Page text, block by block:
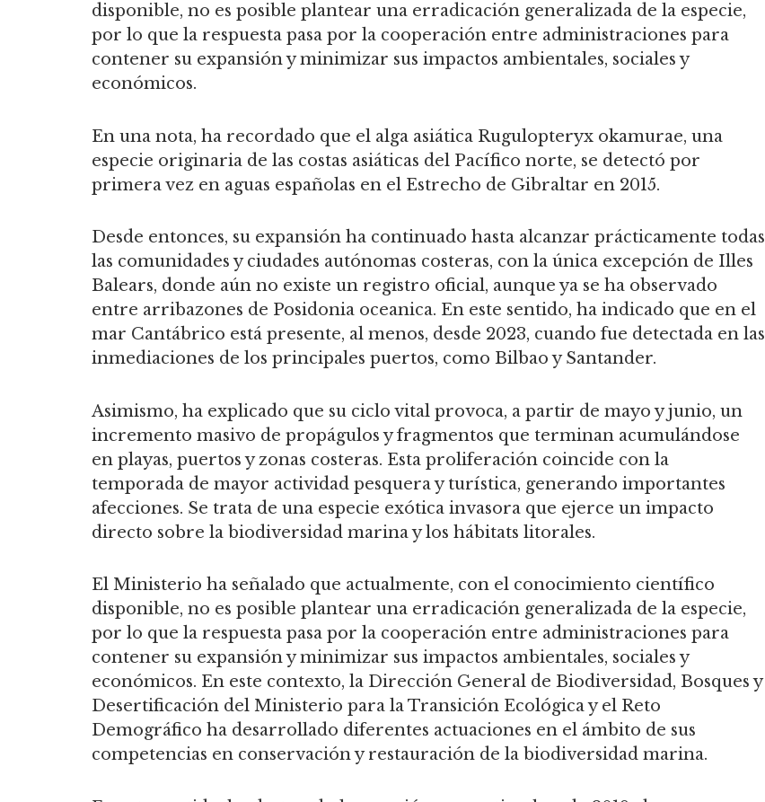
disponible, no es posible plantear una erradicación generalizada de la especie,
por lo que la respuesta pasa por la cooperación entre administraciones para
contener su expansión y minimizar sus impactos ambientales, sociales y
económicos.
En una nota, ha recordado que el alga asiática Rugulopteryx okamurae, una
especie originaria de las costas asiáticas del Pacífico norte, se detectó por
primera vez en aguas españolas en el Estrecho de Gibraltar en 2015.
Desde entonces, su expansión ha continuado hasta alcanzar prácticamente todas
las comunidades y ciudades autónomas costeras, con la única excepción de Illes
Balears, donde aún no existe un registro oficial, aunque ya se ha observado
entre arribazones de Posidonia oceanica. En este sentido, ha indicado que en el
mar Cantábrico está presente, al menos, desde 2023, cuando fue detectada en las
inmediaciones de los principales puertos, como Bilbao y Santander.
Asimismo, ha explicado que su ciclo vital provoca, a partir de mayo y junio, un
incremento masivo de propágulos y fragmentos que terminan acumulándose
en playas, puertos y zonas costeras. Esta proliferación coincide con la
temporada de mayor actividad pesquera y turística, generando importantes
afecciones. Se trata de una especie exótica invasora que ejerce un impacto
directo sobre la biodiversidad marina y los hábitats litorales.
El Ministerio ha señalado que actualmente, con el conocimiento científico
disponible, no es posible plantear una erradicación generalizada de la especie,
por lo que la respuesta pasa por la cooperación entre administraciones para
contener su expansión y minimizar sus impactos ambientales, sociales y
económicos. En este contexto, la Dirección General de Biodiversidad, Bosques y
Desertificación del Ministerio para la Transición Ecológica y el Reto
Demográfico ha desarrollado diferentes actuaciones en el ámbito de sus
competencias en conservación y restauración de la biodiversidad marina.